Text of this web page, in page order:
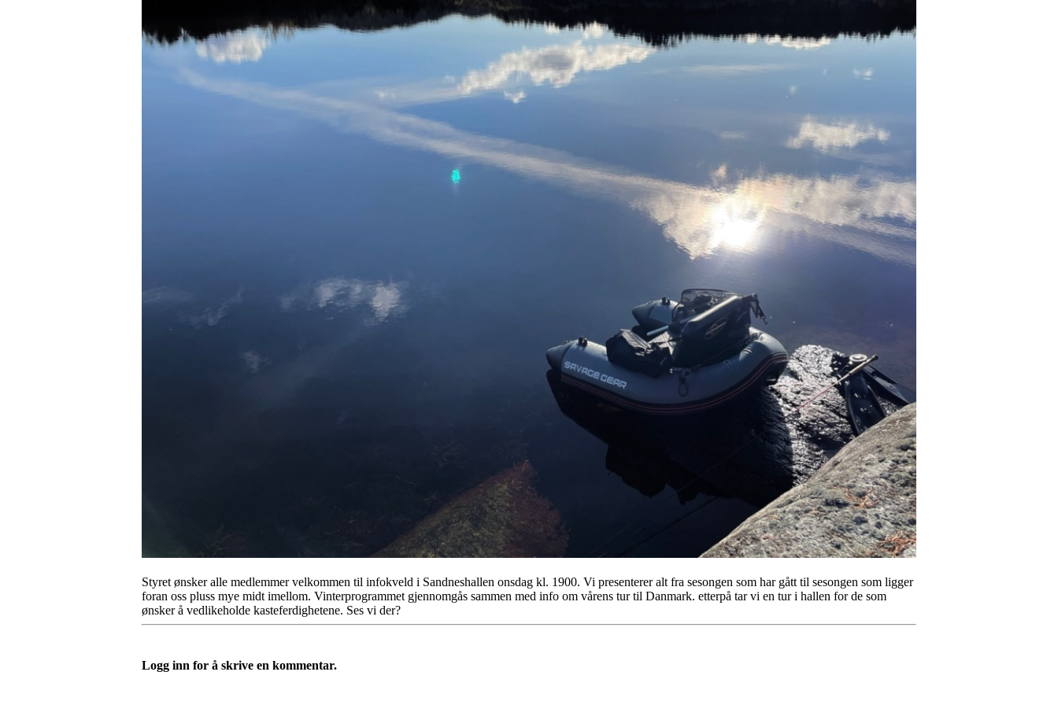
Styret ønsker alle medlemmer velkommen til infokveld i Sandneshallen onsdag kl. 1900. Vi presenterer alt fra sesongen som har gått til sesongen som ligger
foran oss pluss mye midt imellom. Vinterprogrammet gjennomgås sammen med info om vårens tur til Danmark. etterpå tar vi en tur i hallen for de som
ønsker å vedlikeholde kasteferdighetene. Ses vi der?
Logg inn for å skrive en kommentar.